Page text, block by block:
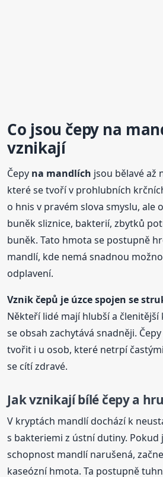
Co jsou čepy na
vznikají
Čepy na mandlích jsou bělavé až
které se tvoří v prohlubních
o hnis v pravém slova smyslu, ale
buněk sliznice, bakterií, zbytků
buněk. Tato hmota se postupně
mandlí, kde nemá snadnou
odplavení.
Vznik čepů je úzce spojen se
Někteří lidé mají hlubší a členitější
se obsah zachytává snadněji.
tvořit i u osob, které netrpí
se cítí zdravé.
Jak vznikají bílé čepya
V kryptách mandlí dochází k
s bakteriemi z ústní dutiny. Pokud
schopnost mandlí narušená,
kaseózní hmota. Ta postupně